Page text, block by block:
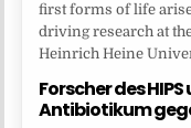
first forms of life
driving research at
Heinrich Heine
Forscher des
Antibiotikum